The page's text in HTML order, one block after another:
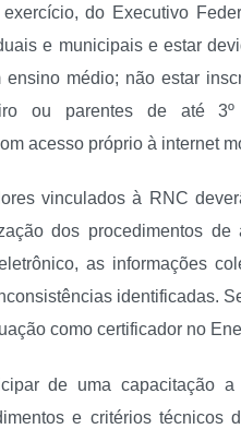
do Executivo
e municipais e estar
médio; não estar
ou parentes de até
acesso próprio à internet
vinculados à RNC
dos procedimentos
as informações
identificadas.
como certificador no
de uma capacitação
e critérios técnicos